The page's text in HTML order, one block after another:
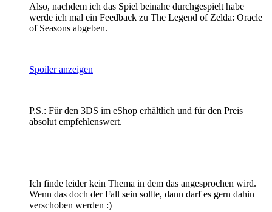
Also, nachdem ich das Spiel beinahe durchgespielt habe
werde ich mal ein Feedback zu The Legend of Zelda: Oracle
of Seasons abgeben.
Spoiler anzeigen
P.S.: Für den 3DS im eShop erhältlich und für den Preis
absolut empfehlenswert.
Ich finde leider kein Thema in dem das angesprochen wird.
Wenn das doch der Fall sein sollte, dann darf es gern dahin
verschoben werden :)